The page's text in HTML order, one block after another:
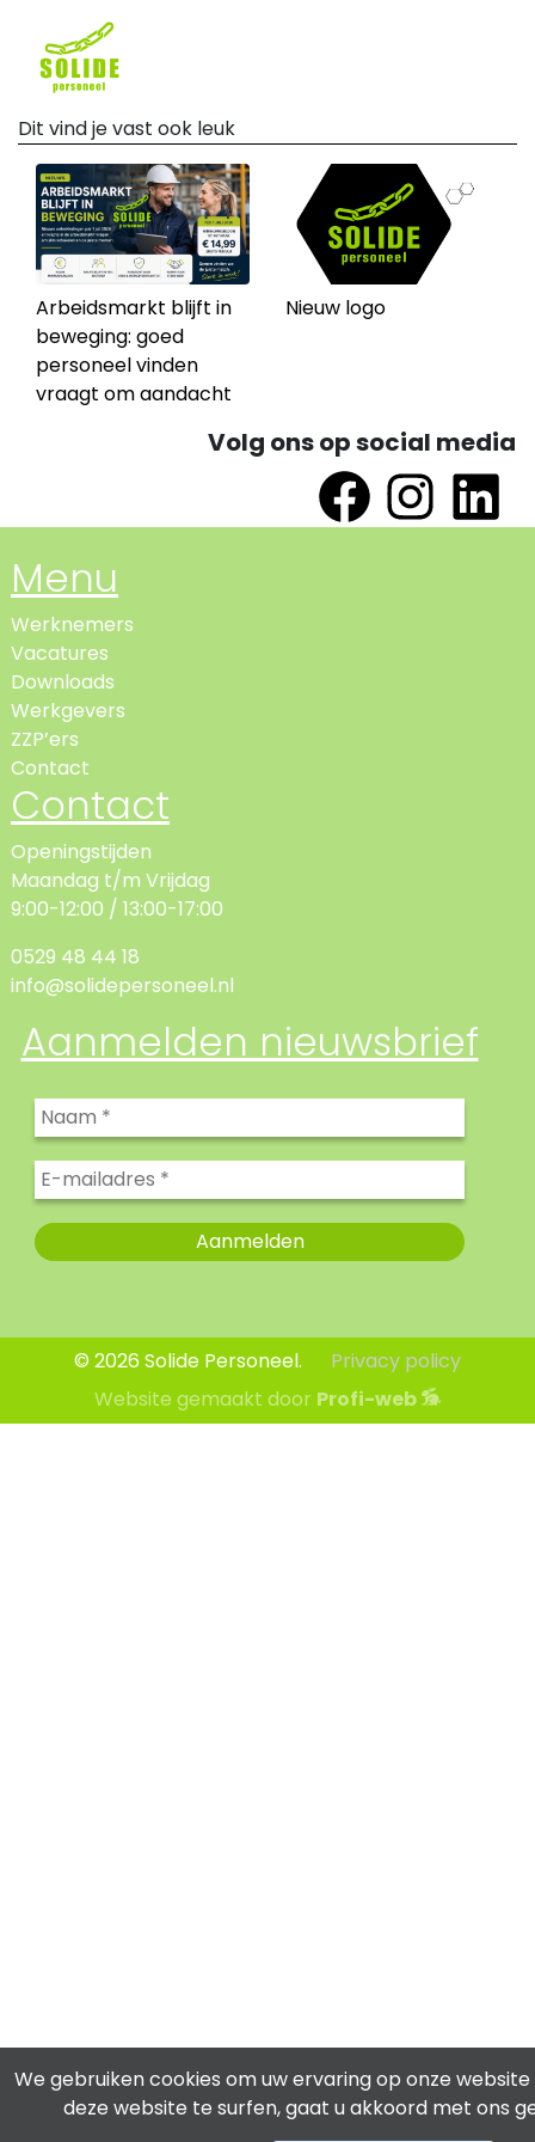
Dit vind je vast ook leuk
Arbeidsmarkt blijft in
beweging: goed
personeel vinden
vraagt om aandacht
Nieuw logo
Volg ons op social media
Contact
Openingstijden
Maandag t/m Vrijdag
9:00-12:00 / 13:00-17:00
0529 48 44 18
info@solidepersoneel.nl
Menu
Werknemers
Vacatures
Downloads
Werkgevers
ZZP’ers
Contact
Aanmelden nieuwsbrief
© 2026 Solide Personeel.
Privacy policy
Website gemaakt door Profi-web
We gebruiken cookies om uw ervaring op onze
deze website te surfen, gaat u akkoord met ons